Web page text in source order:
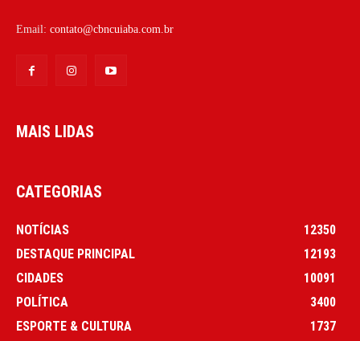
Email: contato@cbncuiaba.com.br
MAIS LIDAS
CATEGORIAS
NOTÍCIAS
12350
DESTAQUE PRINCIPAL
12193
CIDADES
10091
POLÍTICA
3400
ESPORTE & CULTURA
1737